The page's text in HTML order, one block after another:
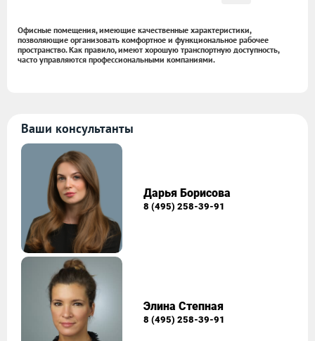
Офисные помещения, имеющие качественные характеристики,
позволяющие организовать комфортное и функциональное рабочее
пространство. Как правило, имеют хорошую транспортную доступность,
часто управляются профессиональными компаниями.
Ваши консультанты
Дарья Борисова
8 (495) 258-39-91
Элина Степная
8 (495) 258-39-91